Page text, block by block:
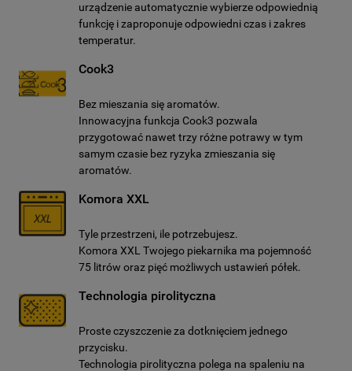
urządzenie automatycznie wybierze odpowiednią
funkcję i zaproponuje odpowiedni czas i zakres
temperatur.
Cook3
Bez mieszania się aromatów.
Innowacyjna funkcja Cook3 pozwala
przygotować nawet trzy różne potrawy w tym
samym czasie bez ryzyka zmieszania się
aromatów.
Komora XXL
Tyle przestrzeni, ile potrzebujesz.
Komora XXL Twojego piekarnika ma pojemność
75 litrów oraz pięć możliwych ustawień półek.
Technologia pirolityczna
Proste czyszczenie za dotknięciem jednego
przycisku.
Technologia pirolityczna polega na spaleniu na